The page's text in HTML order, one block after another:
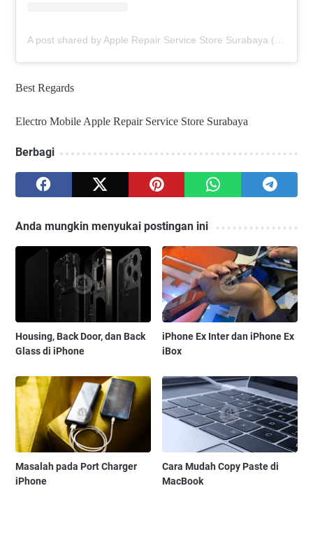
Best Regards
Electro Mobile Apple Repair Service Store Surabaya
Berbagi
Anda mungkin menyukai postingan ini
Housing, Back Door, dan Back
Glass di iPhone
iPhone Ex Inter dan iPhone Ex
iBox
Masalah pada Port Charger
iPhone
Cara Mudah Copy Paste di
MacBook